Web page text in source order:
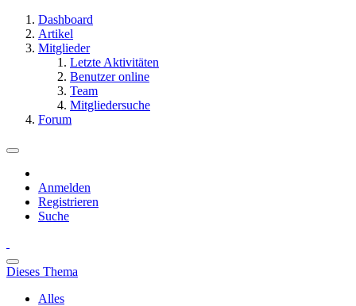
Dashboard
Artikel
Mitglieder
Letzte Aktivitäten
Benutzer online
Team
Mitgliedersuche
Forum
Anmelden
Registrieren
Suche
Dieses Thema
Alles